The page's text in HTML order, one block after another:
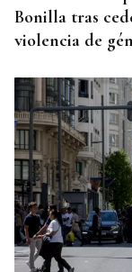
Bonilla tras
violencia de